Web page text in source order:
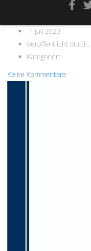
1 Juli 2023
Veröffentlicht durch:
Kategorien:
Keine Kommentare